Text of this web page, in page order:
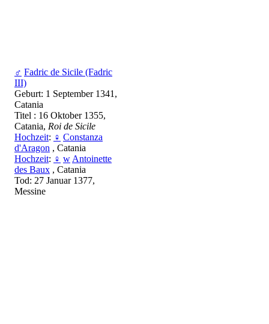
♂ Fadric de Sicile (Fadric
III)
Geburt: 1 September 1341,
Catania
Titel : 16 Oktober 1355,
Catania, Roi de Sicile
Hochzeit: ♀ Constanza
d'Aragon , Catania
Hochzeit: ♀ w Antoinette
des Baux , Catania
Tod: 27 Januar 1377,
Messine